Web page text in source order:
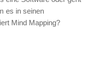
es in seinen
Mind Mapping?